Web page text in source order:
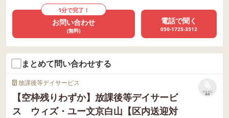
1分で完了！
お問い合わせ
(無料)
電話で聞く
050-1725-3512
まとめて問い合わせする
放課後等デイサービス
【空枠残りわずか】放課後等デイサービ
ス ウィズ・ユー文京白山【区内送迎対
リストに
保存